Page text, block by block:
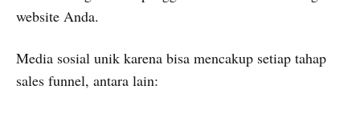
website Anda.
Media sosial unik karena bisa mencakup setiap tahap
sales funnel, antara lain: